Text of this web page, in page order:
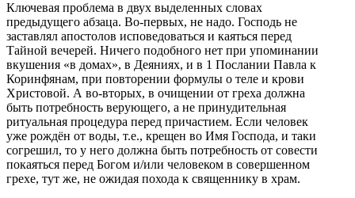
Ключевая проблема в двух выделенных словах
предыдущего абзаца. Во-первых, не надо. Господь не
заставлял апостолов исповедоваться и каяться перед
Тайной вечерей. Ничего подобного нет при упоминании
вкушения «в домах», в Деяниях, и в 1 Послании Павла к
Коринфянам, при повторении формулы о теле и крови
Христовой. А во-вторых, в очищении от греха должна
быть потребность верующего, а не принудительная
ритуальная процедура перед причастием. Если человек
уже рождён от воды, т.е., крещен во Имя Господа, и таки
согрешил, то у него должна быть потребность от совести
покаяться перед Богом и/или человеком в совершенном
грехе, тут же, не ожидая похода к священнику в храм.